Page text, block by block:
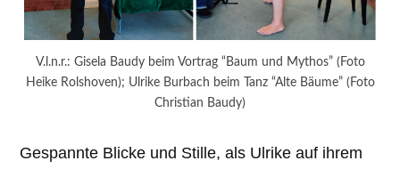
V.l.n.r.: Gisela Baudy beim Vortrag “Baum und Mythos” (Foto
Heike Rolshoven); Ulrike Burbach beim Tanz “Alte Bäume” (Foto
Christian Baudy)
Gespannte Blicke und Stille, als Ulrike auf ihrem